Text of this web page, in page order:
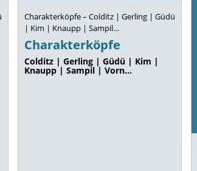
Charakterköpfe – Colditz | Gerling | Güdü
| Kim | Knaupp | Sampil…
Charakterköpfe
Colditz | Gerling | Güdü | Kim |
Knaupp | Sampil | Vorn…